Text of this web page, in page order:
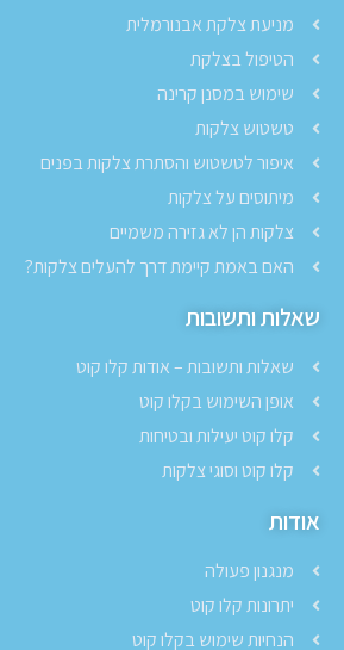
מניעת צלקת אבנורמלית
הטיפול בצלקת
שימוש במסנן קרינה
טשטוש צלקות
איפור לטשטוש והסתרת צלקות בפנים
מיתוסים על צלקות
צלקות הן לא גזירה משמיים
האם באמת קיימת דרך להעלים צלקות?
שאלות ותשובות
שאלות ותשובות – אודות קלו קוט
אופן השימוש בקלו קוט
קלו קוט יעילות ובטיחות
קלו קוט וסוגי צלקות
אודות
מנגנון פעולה
יתרונות קלו קוט
הנחיות שימוש בקלו קוט